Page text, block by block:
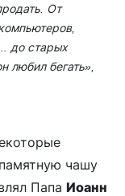
От
до старых
любил бегать»,
чашу
Папа Иоанн